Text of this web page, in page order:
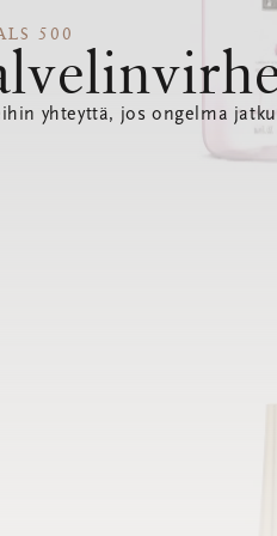
500
yhteyttä, jos ongelma